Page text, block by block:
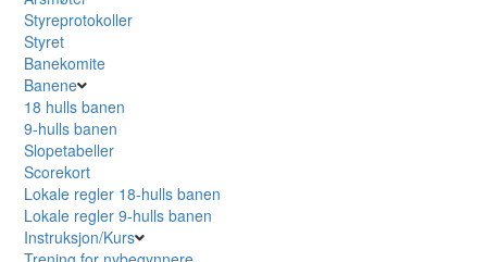
Styreprotokoller
Styret
Banekomite
Banene
18 hulls banen
9-hulls banen
Slopetabeller
Scorekort
Lokale regler 18-hulls banen
Lokale regler 9-hulls banen
Instruksjon/Kurs